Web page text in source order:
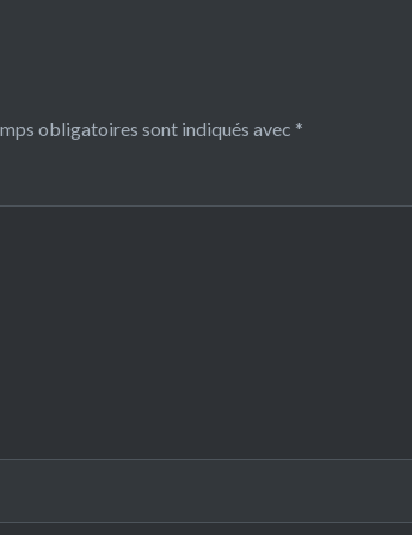
obligatoires sont indiqués avec *